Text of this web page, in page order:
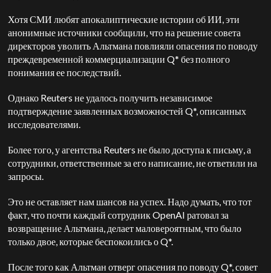
Хотя СМИ любят апокалиптические истории об ИИ, эти
анонимные источники сообщили, что на решение совета
директоров уволить Альтмана повлияли опасения по поводу
преждевременной коммерциализации Q* без полного
понимания ее последствий.
Однако Reuters не удалось получить независимое
подтверждение заявленных возможностей Q*, описанных
исследователями.
Более того, у агентства Reuters не было доступа к письму, а
сотрудники, ответственные за его написание, не ответили на
запросы.
Это не оставляет нам шансов на успех. Надо думать, что тот
факт, что почти каждый сотрудник OpenAI ратовал за
возвращение Альтмана, делает маловероятным, что было
только двое, которые беспокоились о Q*.
После того как Альтман отверг опасения по поводу Q*, совет